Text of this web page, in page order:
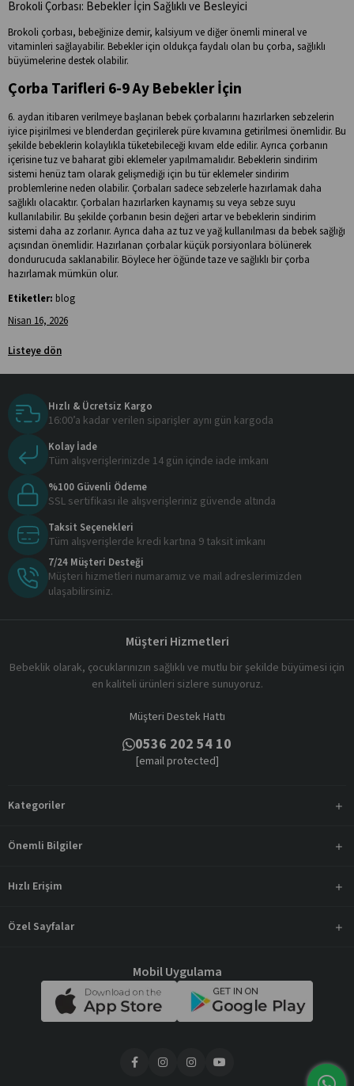
Brokoli Çorbası: Bebekler İçin Sağlıklı ve Besleyici
Brokoli çorbası, bebeğinize demir, kalsiyum ve diğer önemli mineral ve
vitaminleri sağlayabilir. Bebekler için oldukça faydalı olan bu çorba, sağlıklı
büyümelerine destek olabilir.
Çorba Tarifleri 6-9 Ay Bebekler İçin
6. aydan itibaren verilmeye başlanan bebek çorbalarını hazırlarken sebzelerin
iyice pişirilmesi ve blenderdan geçirilerek püre kıvamına getirilmesi önemlidir. Bu
şekilde bebeklerin kolaylıkla tüketebileceği kıvam elde edilir. Ayrıca çorbanın
içerisine tuz ve baharat gibi eklemeler yapılmamalıdır. Bebeklerin sindirim
sistemi henüz tam olarak gelişmediği için bu tür eklemeler sindirim
problemlerine neden olabilir. Çorbaları sadece sebzelerle hazırlamak daha
sağlıklı olacaktır. Çorbaları hazırlarken kaynamış su veya sebze suyu
kullanılabilir. Bu şekilde çorbanın besin değeri artar ve bebeklerin sindirim
sistemi daha az zorlanır. Ayrıca daha az tuz ve yağ kullanılması da bebek sağlığı
açısından önemlidir. Hazırlanan çorbalar küçük porsiyonlara bölünerek
dondurucuda saklanabilir. Böylece her öğünde taze ve sağlıklı bir çorba
hazırlamak mümkün olur.
Etiketler: blog
Nisan 16, 2026
Listeye dön
Hızlı & Ücretsiz Kargo
16:00’a kadar verilen siparişler aynı gün kargoda
Kolay İade
Tüm alışverişlerinizde 14 gün içinde iade imkanı
%100 Güvenli Ödeme
SSL sertifikası ile alışverişleriniz güvende altında
Taksit Seçenekleri
Tüm alışverişlerde kredi kartına 9 taksit imkanı
7/24 Müşteri Desteği
Müşteri hizmetleri numaramız ve mail adreslerimizden
ulaşabilirsiniz.
Müşteri Hizmetleri
Bebeklik olarak, çocuklarınızın sağlıklı ve mutlu bir şekilde büyümesi için
en kaliteli ürünleri sizlere sunuyoruz.
Müşteri Destek Hattı
0536 202 54 10
[email protected]
Kategoriler
Önemli Bilgiler
Hızlı Erişim
Özel Sayfalar
Mobil Uygulama